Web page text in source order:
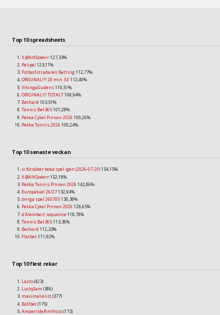
Top 10 spreadsheets
X @AIKSoderr127,33%
Pelipel 123,11%
Fotbollstradaren Betting112,77%
ORIGINAL!!! 20 min 3.0 112,40%
VikingaGudens110,51%
ORIGINAL!!! TOTALT108,94%
Bethard 103,51%
Tennis Bet365101,28%
Pekka Cykel Pinnen 2026 100,26%
Pekka Tennis 2026 100,24%
Top 10 senaste veckan
vi försöker boka spel igen (2026-07-20)154,15%
X @AIKSoderr152,18%
Pekka Tennis Pinnen 2026 142,86%
Europakval 26/27132,94%
övriga spel 260705130,38%
Pekka Cykel Pinnen 2026 128,65%
d'Alembert sequence118,78%
Tennis Bet365113,36%
Bethard 112,33%
Flatbet111,92%
Top 10 flest rekar
Lazlo(423)
LuckySam (386)
maximalvinst(377)
Bollbet(175)
AmaerildeRimfrost(173)